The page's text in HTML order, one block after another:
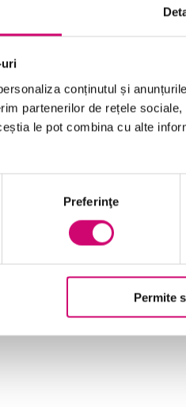
conținutul și
partenerilor de rețele
le pot combina cu alte
Preferinţe
Permite
și sub denumirea de
pentru a vă
emoționale la alte
identificați utilizarea
conștientiza emoțiile